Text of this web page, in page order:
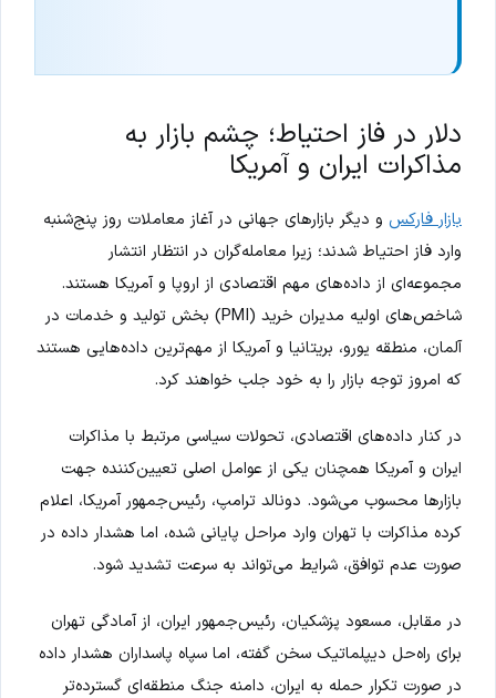
دلار در فاز احتیاط؛ چشم بازار به
مذاکرات ایران و آمریکا
بازار فارکس و دیگر بازارهای جهانی در آغاز معاملات روز پنج‌شنبه
وارد فاز احتیاط شدند؛ زیرا معامله‌گران در انتظار انتشار
مجموعه‌ای از داده‌های مهم اقتصادی از اروپا و آمریکا هستند.
شاخص‌های اولیه مدیران خرید (PMI) بخش تولید و خدمات در
آلمان، منطقه یورو، بریتانیا و آمریکا از مهم‌ترین داده‌هایی هستند
که امروز توجه بازار را به خود جلب خواهند کرد.
در کنار داده‌های اقتصادی، تحولات سیاسی مرتبط با مذاکرات
ایران و آمریکا همچنان یکی از عوامل اصلی تعیین‌کننده جهت
بازارها محسوب می‌شود. دونالد ترامپ، رئیس‌جمهور آمریکا، اعلام
کرده مذاکرات با تهران وارد مراحل پایانی شده، اما هشدار داده در
صورت عدم توافق، شرایط می‌تواند به سرعت تشدید شود.
در مقابل، مسعود پزشکیان، رئیس‌جمهور ایران، از آمادگی تهران
برای راه‌حل دیپلماتیک سخن گفته، اما سپاه پاسداران هشدار داده
در صورت تکرار حمله به ایران، دامنه جنگ منطقه‌ای گسترده‌تر